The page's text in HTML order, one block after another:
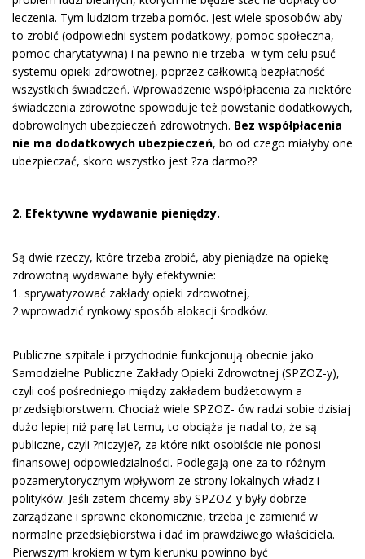
leczenia. Tym ludziom trzeba pomóc. Jest wiele sposobów aby
to zrobić (odpowiedni system podatkowy, pomoc społeczna,
pomoc charytatywna) i na pewno nie trzeba w tym celu psuć
systemu opieki zdrowotnej, poprzez całkowitą bezpłatność
wszystkich świadczeń. Wprowadzenie współpłacenia za niektóre
świadczenia zdrowotne spowoduje też powstanie dodatkowych,
dobrowolnych ubezpieczeń zdrowotnych. Bez współpłacenia
nie ma dodatkowych ubezpieczeń, bo od czego miałyby one
ubezpieczać, skoro wszystko jest ?za darmo??
2. Efektywne wydawanie pieniędzy.
Są dwie rzeczy, które trzeba zrobić, aby pieniądze na opiekę
zdrowotną wydawane były efektywnie:
1. sprywatyzować zakłady opieki zdrowotnej,
2.wprowadzić rynkowy sposób alokacji środków.
Publiczne szpitale i przychodnie funkcjonują obecnie jako
Samodzielne Publiczne Zakłady Opieki Zdrowotnej (SPZOZ-y),
czyli coś pośredniego między zakładem budżetowym a
przedsiębiorstwem. Chociaż wiele SPZOZ- ów radzi sobie dzisiaj
dużo lepiej niż parę lat temu, to obciąża je nadal to, że są
publiczne, czyli ?niczyje?, za które nikt osobiście nie ponosi
finansowej odpowiedzialności. Podlegają one za to różnym
pozamerytorycznym wpływom ze strony lokalnych władz i
polityków. Jeśli zatem chcemy aby SPZOZ-y były dobrze
zarządzane i sprawne ekonomicznie, trzeba je zamienić w
normalne przedsiębiorstwa i dać im prawdziwego właściciela.
Pierwszym krokiem w tym kierunku powinno być